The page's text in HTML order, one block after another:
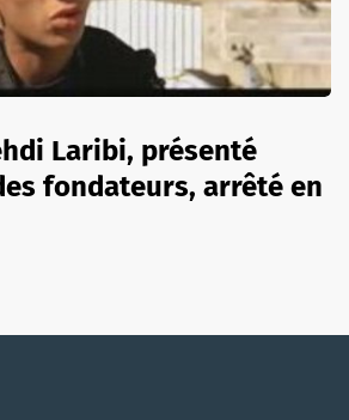
Laribi, présenté
fondateurs, arrêté en